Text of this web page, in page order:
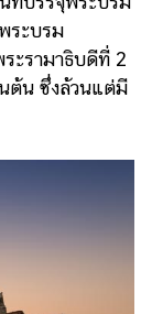
ระบรม
ะรามาธิบดีที่ 2
ต้น ซึ่งล้วนแต่มี